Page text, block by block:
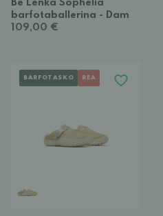
Be Lenka Sophelia
barfotaballerina - Dam
109,00 €
BARFOTASKO REA